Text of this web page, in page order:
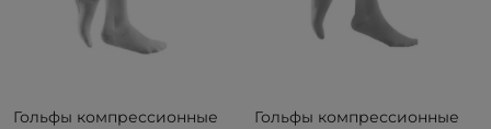
Гольфы компрессионные
Гольфы компрессионные